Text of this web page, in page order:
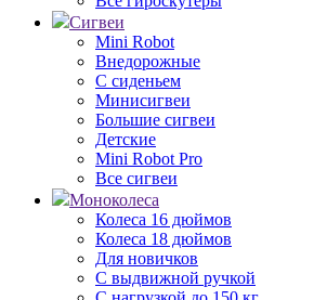
Сигвеи
Mini Robot
Внедорожные
С сиденьем
Минисигвеи
Большие сигвеи
Детские
Mini Robot Pro
Все сигвеи
Моноколеса
Колеса 16 дюймов
Колеса 18 дюймов
Для новичков
С выдвижной ручкой